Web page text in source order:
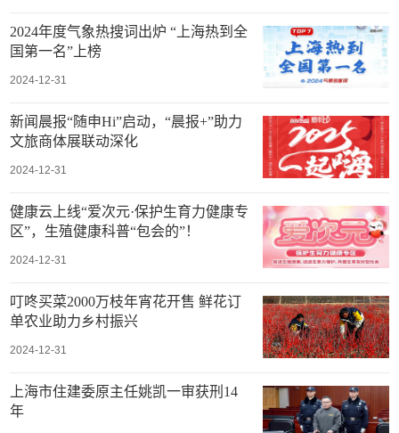
2024年度气象热搜词出炉 “上海热到全
国第一名”上榜
2024-12-31
新闻晨报“随申Hi”启动，“晨报+”助力
文旅商体展联动深化
2024-12-31
健康云上线“爱次元·保护生育力健康专
区”，生殖健康科普“包会的”！
2024-12-31
叮咚买菜2000万枝年宵花开售 鲜花订
单农业助力乡村振兴
2024-12-31
上海市住建委原主任姚凯一审获刑14
年